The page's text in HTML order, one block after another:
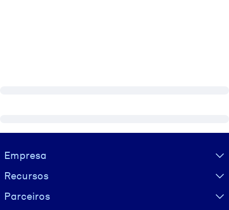
Visually hidden Text
Empresa
Recursos
Parceiros